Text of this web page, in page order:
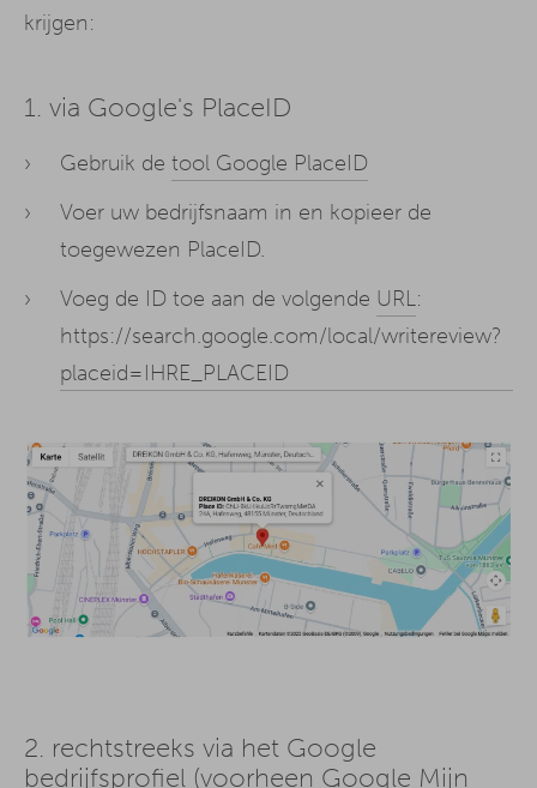
krijgen:
1. via Google's PlaceID
Gebruik de tool Google PlaceID
Voer uw bedrijfsnaam in en kopieer de
toegewezen PlaceID.
Voeg de ID toe aan de volgende URL:
https://search.google.com/local/writereview?
placeid=IHRE_PLACEID
2. rechtstreeks via het Google
bedrijfsprofiel (voorheen Google Mijn